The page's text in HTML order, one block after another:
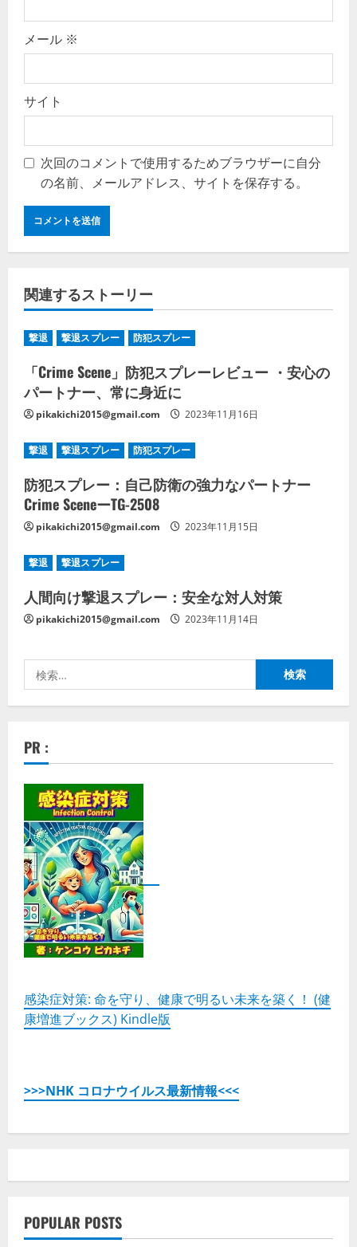
メール ※
サイト
次回のコメントで使用するためブラウザーに自分
の名前、メールアドレス、サイトを保存する。
関連するストーリー
撃退 撃退スプレー 防犯スプレー
「Crime Scene」防犯スプレーレビュー ・安心の
パートナー、常に身近に
pikakichi2015@gmail.com 2023年11月16日
撃退 撃退スプレー 防犯スプレー
防犯スプレー：自己防衛の強力なパートナー
Crime SceneーTG-2508
pikakichi2015@gmail.com 2023年11月15日
撃退 撃退スプレー
人間向け撃退スプレー：安全な対人対策
pikakichi2015@gmail.com 2023年11月14日
索:
PR :
感染症対策: 命を守り、健康で明るい未来を築く！ (健
康増進ブックス) Kindle版
>>>NHK コロナウイルス最新情報<<<
POPULAR POSTS